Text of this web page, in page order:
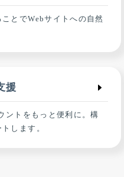
とでWebサイトへの自然
援
ントをもっと便利に。構
します。